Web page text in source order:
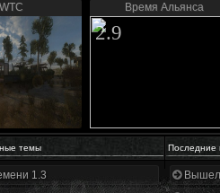
Время Альянса
2.9
темы Последние
| Разбор трейлера
1.3
Вышел